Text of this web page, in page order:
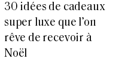
30 idées de cadeaux
super luxe que l’on
rêve de recevoir à
Noël